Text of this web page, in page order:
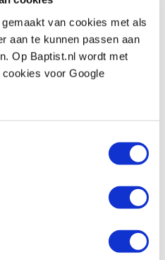
van cookies met als
aan te kunnen passen aan
Op Baptist.nl wordt met
voor Google
de diameter van de
dient te zien, en